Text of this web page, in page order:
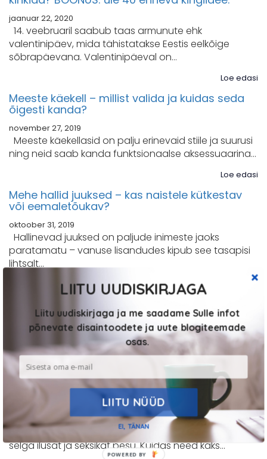
MEESKOND
Müügitingimused
Kontakt
jaanuar 22, 2020
14. veebruaril saabub taas armunute ehk
valentinipäev, mida tähistatakse Eestis eelkõige
sõbrapäevana. Valentinipäeval on…
Loe edasi
Meeste käekell – millist valida ja kuidas seda
õigesti kanda?
november 27, 2019
Meeste käekellasid on palju erinevaid stiile ja suurusi
ning neid saab kanda funktsionaalse aksessuaarina…
Loe edasi
Mehe hallid juuksed – kas naistele kütkestav
või eemaletõukav?
oktoober 31, 2019
Hallinevad juuksed on paljude inimeste jaoks
paratamatu – vanuse lisandudes kipub see tasapisi
lihtsalt…
Loe edasi
oktoober 24, 2019
Soovime tuua lugejateni taas ühe põneva persooni
- palun saage tuttavaks - Kevin Rääbis. Kevin on…
Loe edasi
MEHED, kuidas valida ÕIGESTI oma kallimale
september 23, 2019
Naised tahavad kingitusi. Mehed tahavad naise
selga ilusat ja seksikat pesu. Kuidas need kaks…
Liitu uudiskirjaga ja me saadame Sulle infot
põnevate disaintoodete ja uute blogiteemade
osas.
LIITU NÜÜD
EI, TÄNAN
LIITU UUDISKIRJAGA
POWERED BY